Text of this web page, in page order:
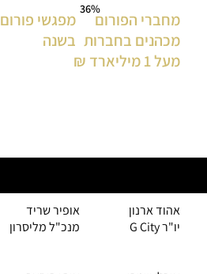
מפגשי פורום
בשנה
36%
מחברי הפורום
מכהנים בחברות
מעל 1 מיליארד ₪
אהוד ארנון
יו"ר G City
אופיר שריד
מנכ"ל מליסרון